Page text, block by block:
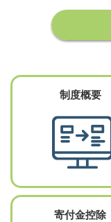
制度概要
寄付金控除